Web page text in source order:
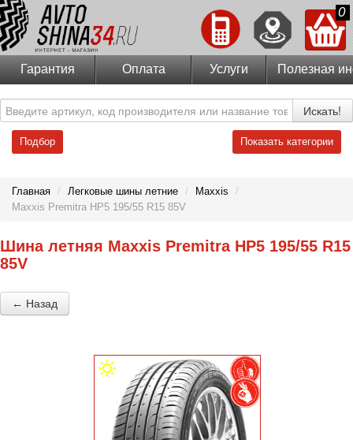
0
Гарантия Оплата Услуги Полезная
Искать!
Подбор Показать категории
Главная / Легковые шины летние / Maxxis
/
Maxxis Premitra HP5 195/55 R15 85V
Шина летняя Maxxis Premitra HP5 195/55 R15
85V
← Назад